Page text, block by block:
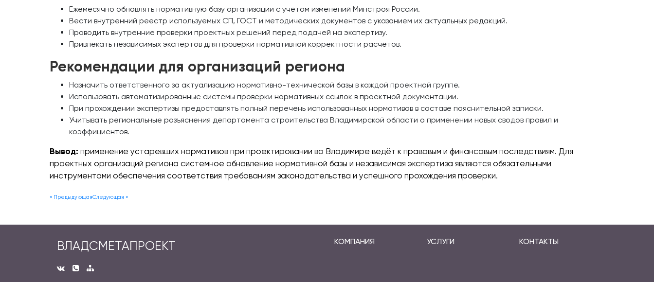
Ежемесячно обновлять нормативную базу организации с учётом изменений Минстроя России.
Вести внутренний реестр используемых СП, ГОСТ и методических документов с указанием их актуальных редакций.
Проводить внутренние проверки проектных решений перед подачей на экспертизу.
Привлекать независимых экспертов для проверки нормативной корректности расчётов.
Рекомендации для организаций региона
Назначить ответственного за актуализацию нормативно-технической базы в каждой проектной группе.
Использовать автоматизированные системы проверки нормативных ссылок в проектной документации.
При прохождении экспертизы предоставлять полный перечень использованных нормативов в составе пояснительной записки.
Учитывать региональные разъяснения департамента строительства Владимирской области о применении новых сводов правил и
коэффициентов.
Вывод: применение устаревших нормативов при проектировании во Владимире ведёт к правовым и финансовым последствиям. Для
проектных организаций региона системное обновление нормативной базы и независимая экспертиза являются обязательными
инструментами обеспечения соответствия требованиям законодательства и успешного прохождения проверки.
Следующая »
« Предыдующая
ВЛАДСМЕТАПРОЕКТ КОМПАНИЯ УСЛУГИ КОНТАКТЫ